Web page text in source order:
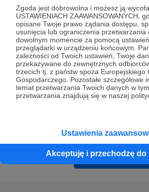
Zgoda jest dobrowolna i możesz ją
USTAWIENIACH ZAAWANSOWANYCH,
opisane Twoje prawo żądania dostępu,
usunięcia lub ograniczenia przetwarzania
dowolnym momencie za pomocą
przeglądarki w urządzeniu końcowym.
zależności od Twoich ustawień, Twoje
przekazywane do zewnętrznych
trzecich tj. z państw spoza Europejskiego
Gospodarczego. Pozostałe szczegółowe
temat przetwarzania Twoich danych w
przetwarzania znajdują się w naszej
Ustawienia
Akceptuję i przechodzę do
* Wyrażam zgodę na przetwarzanie
osobowych podanych w formularzu
prawidłowego świadczenia usług serwisu
Wyrażam zgodę na otrzymywanie
informacji handlowych - newslettera.
zmieniona w ustawieniach konta.
Cofnij Zarejestruj się i